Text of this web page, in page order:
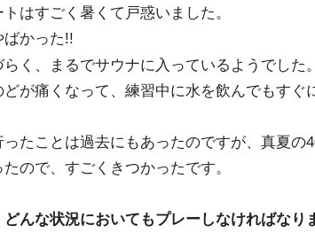
はすごく暑くて戸惑いました。
かった!!
く、まるでサウナに入っているようでした。
が痛くなって、練習中に水を飲んでもすぐ
たことは過去にもあったのですが、真夏の
ので、すごくきつかったです。
んな状況においてもプレーしなければなり